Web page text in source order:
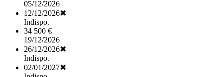
05/12/2026
12/12/2026✖
Indispo.
34 500 €
19/12/2026
26/12/2026✖
Indispo.
02/01/2027✖